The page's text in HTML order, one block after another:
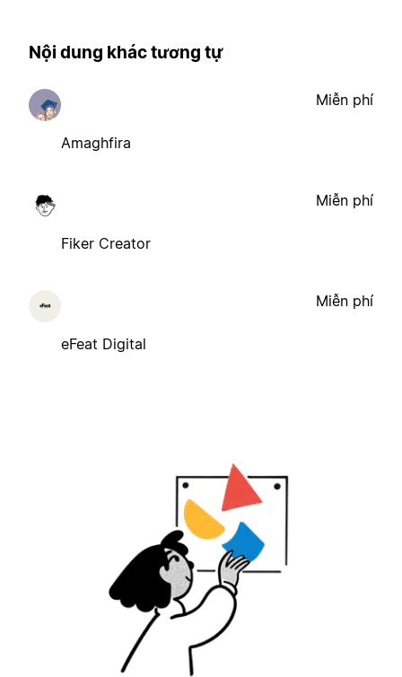
Nội dung khác tương tự
Amaghfira
Miễn phí
Fiker Creator
Miễn phí
eFeat Digital
Miễn phí